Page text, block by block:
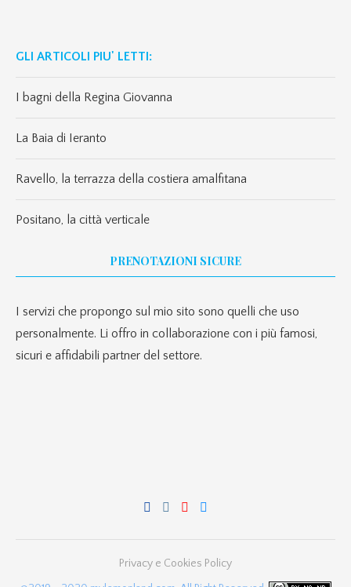
GLI ARTICOLI PIU' LETTI:
I bagni della Regina Giovanna
La Baia di Ieranto
Ravello, la terrazza della costiera amalfitana
Positano, la città verticale
PRENOTAZIONI SICURE
I servizi che propongo sul mio sito sono quelli che uso
personalmente. Li offro in collaborazione con i più famosi,
sicuri e affidabili partner del settore.
Privacy e Cookies Policy